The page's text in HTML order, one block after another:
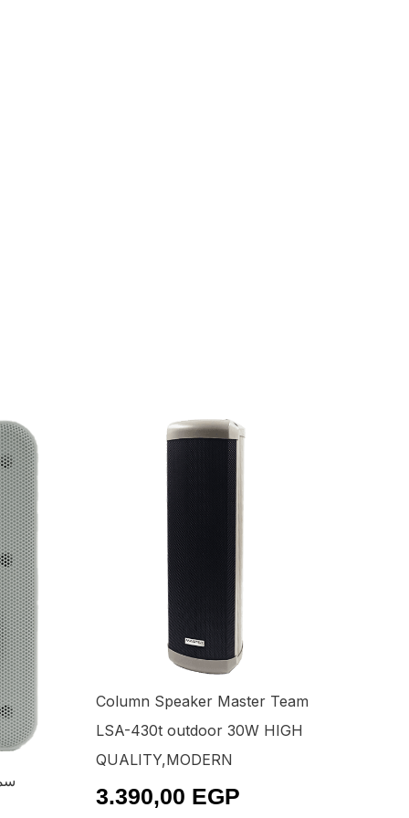
Column Speaker Master Team
LSA-430t outdoor 30W HIGH
QUALITY,MODERN
3.390,00 EGP